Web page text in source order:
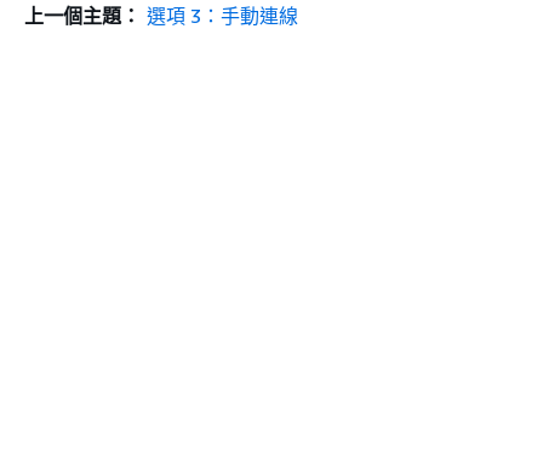
上一個主題： 選項 3：手動連線